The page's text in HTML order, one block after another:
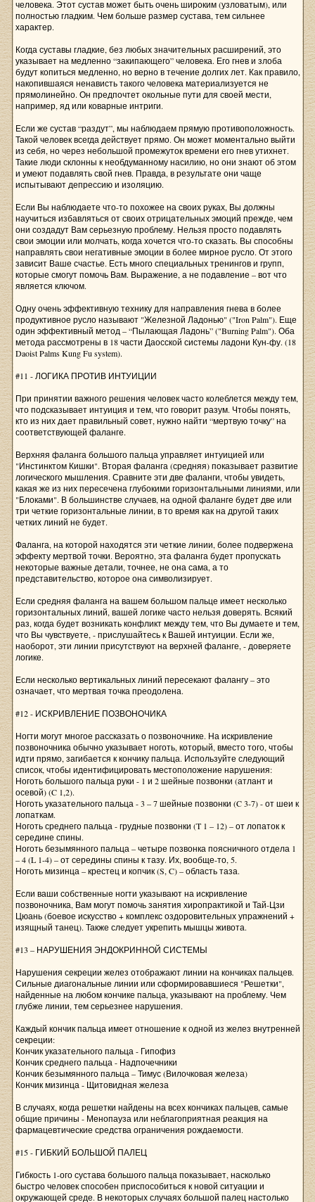
человека. Этот сустав может быть очень широким (узловатым), или
полностью гладким. Чем больше размер сустава, тем сильнее
характер.
Когда суставы гладкие, без любых значительных расширений, это
указывает на медленно “закипающего” человека. Его гнев и злоба
будут копиться медленно, но верно в течение долгих лет. Как правило,
накопившаяся ненависть такого человека материализуется не
прямолинейно. Он предпочтет окольные пути для своей мести,
например, яд или коварные интриги.
Если же сустав “раздут”, мы наблюдаем прямую противоположность.
Такой человек всегда действует прямо. Он может моментально выйти
из себя, но через небольшой промежуток времени его гнев утихнет.
Такие люди склонны к необдуманному насилию, но они знают об этом
и умеют подавлять свой гнев. Правда, в результате они чаще
испытывают депрессию и изоляцию.
Если Вы наблюдаете что-то похожее на своих руках, Вы должны
научиться избавляться от своих отрицательных эмоций прежде, чем
они создадут Вам серьезную проблему. Нельзя просто подавлять
свои эмоции или молчать, когда хочется что-то сказать. Вы способны
направлять свои негативные эмоции в более мирное русло. От этого
зависит Ваше счастье. Есть много специальных тренингов и групп,
которые смогут помочь Вам. Выражение, а не подавление – вот что
является ключом.
Одну очень эффективную технику для направления гнева в более
продуктивное русло называют "Железной Ладонью" ("Iron Palm"). Еще
один эффективный метод – “Пылающая Ладонь” ("Burning Palm"). Оба
метода рассмотрены в 18 части Даосской системы ладони Кун-фу. (18
Daoist Palms Kung Fu system).
#11 - ЛОГИКА ПРОТИВ ИНТУИЦИИ
При принятии важного решения человек часто колеблется между тем,
что подсказывает интуиция и тем, что говорит разум. Чтобы понять,
кто из них дает правильный совет, нужно найти “мертвую точку” на
соответствующей фаланге.
Верхняя фаланга большого пальца управляет интуицией или
"Инстинктом Кишки". Вторая фаланга (средняя) показывает развитие
логического мышления. Сравните эти две фаланги, чтобы увидеть,
какая же из них пересечена глубокими горизонтальными линиями, или
"Блоками". В большинстве случаев, на одной фаланге будет две или
три четкие горизонтальные линии, в то время как на другой таких
четких линий не будет.
Фаланга, на которой находятся эти четкие линии, более подвержена
эффекту мертвой точки. Вероятно, эта фаланга будет пропускать
некоторые важные детали, точнее, не она сама, а то
представительство, которое она символизирует.
Если средняя фаланга на вашем большом пальце имеет несколько
горизонтальных линий, вашей логике часто нельзя доверять. Всякий
раз, когда будет возникать конфликт между тем, что Вы думаете и тем,
что Вы чувствуете, - прислушайтесь к Вашей интуиции. Если же,
наоборот, эти линии присутствуют на верхней фаланге, - доверяете
логике.
Если несколько вертикальных линий пересекают фалангу – это
означает, что мертвая точка преодолена.
#12 - ИСКРИВЛЕНИЕ ПОЗВОНОЧИКА
Ногти могут многое рассказать о позвоночнике. На искривление
позвоночника обычно указывает ноготь, который, вместо того, чтобы
идти прямо, загибается к кончику пальца. Используйте следующий
список, чтобы идентифицировать местоположение нарушения:
Ноготь большого пальца руки - 1 и 2 шейные позвонки (атлант и
осевой) (C 1,2).
Ноготь указательного пальца - 3 – 7 шейные позвонки (C 3-7) - от шеи к
лопаткам.
Ноготь среднего пальца - грудные позвонки (T 1 – 12) – от лопаток к
середине спины.
Ноготь безымянного пальца – четыре позвонка поясничного отдела 1
– 4 (L 1-4) – от середины спины к тазу. Их, вообще-то, 5.
Ноготь мизинца – крестец и копчик (S, C) – область таза.
Если ваши собственные ногти указывают на искривление
позвоночника, Вам могут помочь занятия хиропрактикой и Тай-Цзи
Цюань (боевое искусство + комплекс оздоровительных упражнений +
изящный танец). Также следует укрепить мышцы живота.
#13 – НАРУШЕНИЯ ЭНДОКРИННОЙ СИСТЕМЫ
Нарушения секреции желез отображают линии на кончиках пальцев.
Сильные диагональные линии или сформировавшиеся "Решетки",
найденные на любом кончике пальца, указывают на проблему. Чем
глубже линии, тем серьезнее нарушения.
Каждый кончик пальца имеет отношение к одной из желез внутренней
секреции:
Кончик указательного пальца - Гипофиз
Кончик среднего пальца - Надпочечники
Кончик безымянного пальца – Тимус (Вилочковая железа)
Кончик мизинца - Щитовидная железа
В случаях, когда решетки найдены на всех кончиках пальцев, самые
общие причины - Менопауза или неблагоприятная реакция на
фармацевтические средства ограничения рождаемости.
#15 - ГИБКИЙ БОЛЬШОЙ ПАЛЕЦ
Гибкость 1-ого сустава большого пальца показывает, насколько
быстро человек способен приспособиться к новой ситуации и
окружающей среде. В некоторых случаях большой палец настолько